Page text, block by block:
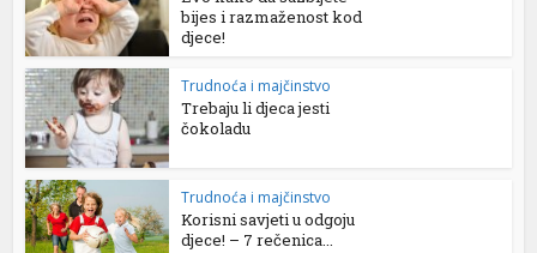
bijes i razmaženost kod
djece!
Trudnoća i majčinstvo
Trebaju li djeca jesti
čokoladu
Trudnoća i majčinstvo
Korisni savjeti u odgoju
djece! – 7 rečenica...